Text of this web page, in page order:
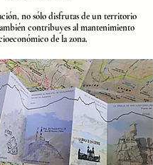
no sólo disfrutas de un territorio
contribuyes al mantenimiento
de la zona.